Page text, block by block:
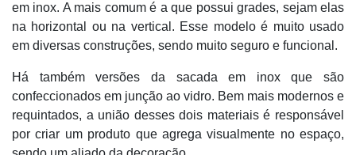
em inox. A mais comum é a que possui grades, sejam elas
na horizontal ou na vertical. Esse modelo é muito usado
em diversas construções, sendo muito seguro e funcional.
Há também versões da sacada em inox que são
confeccionados em junção ao vidro. Bem mais modernos e
requintados, a união desses dois materiais é responsável
por criar um produto que agrega visualmente no espaço,